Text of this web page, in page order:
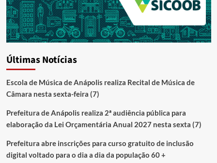
Últimas Notícias
Escola de Música de Anápolis realiza Recital de Música de
Câmara nesta sexta-feira (7)
Prefeitura de Anápolis realiza 2ª audiência pública para
elaboração da Lei Orçamentária Anual 2027 nesta sexta (7)
Prefeitura abre inscrições para curso gratuito de inclusão
digital voltado para o dia a dia da população 60 +